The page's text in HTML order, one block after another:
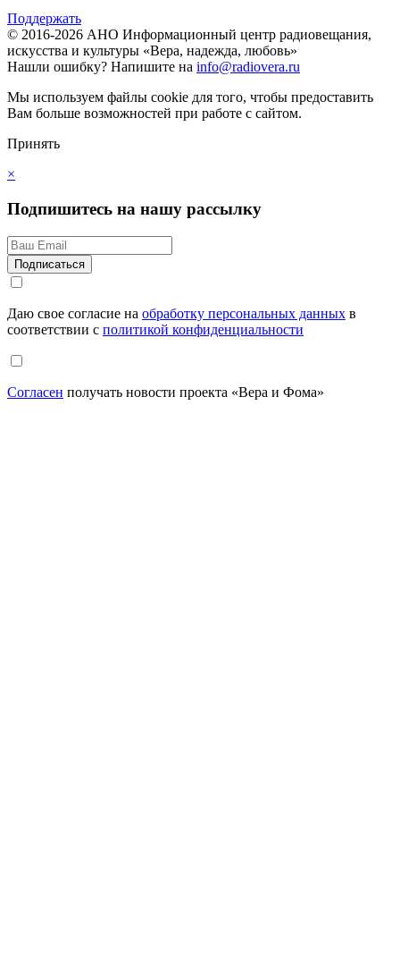
Поддержать
© 2016-2026 АНО Информационный центр радиовещания,
искусства и культуры «Вера, надежда, любовь»
Нашли ошибку? Напишите на info@radiovera.ru
Мы используем файлы cookie для того, чтобы предоставить
Вам больше возможностей при работе с сайтом.
Принять
×
Подпишитесь на нашу рассылку
Даю свое согласие на обработку персональных данных в
соответствии с политикой конфиденциальности
Согласен получать новости проекта «Вера и Фома»